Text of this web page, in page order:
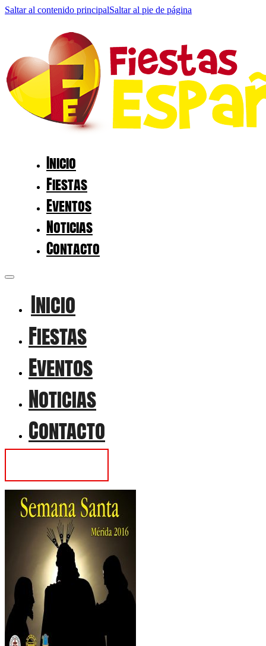
Saltar al contenido principalSaltar al pie de página
Inicio
Fiestas
Eventos
Noticias
Contacto
Inicio
Fiestas
Eventos
Noticias
Contacto